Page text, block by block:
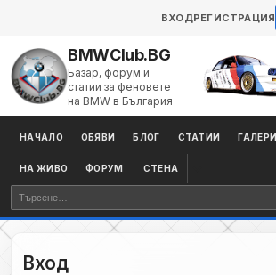
ВХОДРЕГИСТРАЦИЯ
BMWClub.BG
Базар, форум и
статии за феновете
на BMW в България
НАЧАЛО ОБЯВИ БЛОГ СТАТИИ
НА ЖИВО ФОРУМ СТЕНА
Вход